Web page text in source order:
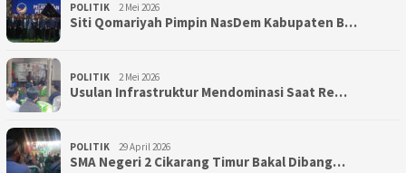
POLITIK 2 Mei 2026
Siti Qomariyah Pimpin NasDem Kabupaten B…
POLITIK 2 Mei 2026
Usulan Infrastruktur Mendominasi Saat Re…
POLITIK 29 April 2026
SMA Negeri 2 Cikarang Timur Bakal Dibang…